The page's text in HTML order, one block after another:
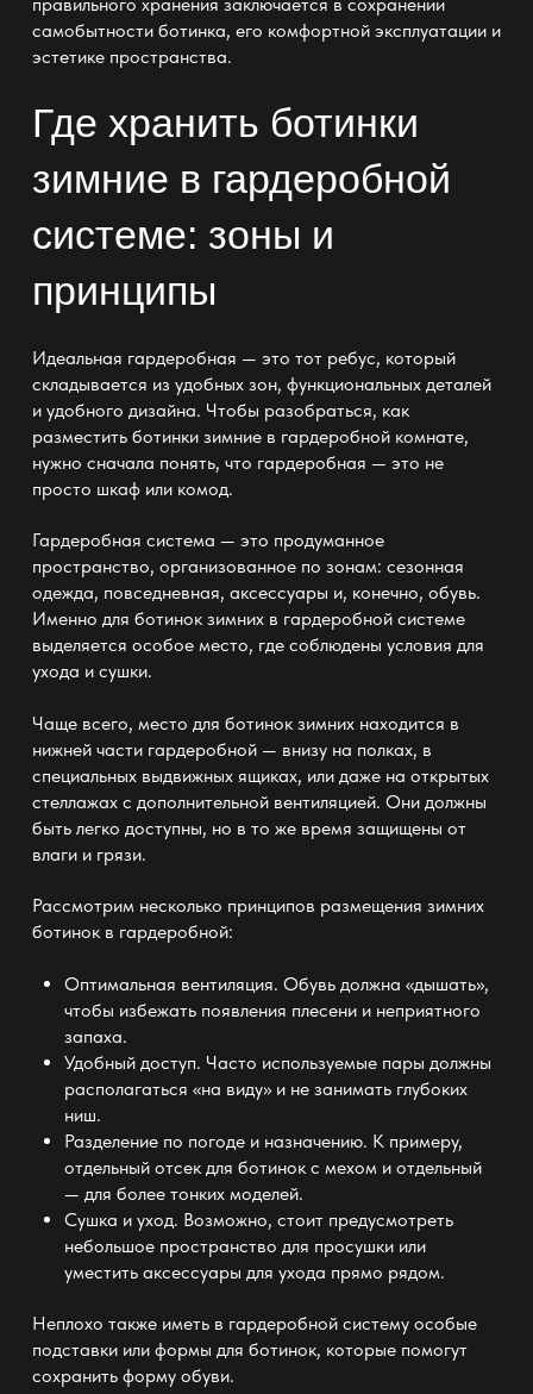
самобытности ботинка, его комфортной эксплуатации и
эстетике пространства.
Где хранить ботинки
зимние в гардеробной
системе: зоны и
принципы
Идеальная гардеробная — это тот ребус, который
складывается из удобных зон, функциональных деталей
и удобного дизайна. Чтобы разобраться, как
разместить ботинки зимние в гардеробной комнате,
нужно сначала понять, что гардеробная — это не
просто шкаф или комод.
Гардеробная система — это продуманное
пространство, организованное по зонам: сезонная
одежда, повседневная, аксессуары и, конечно, обувь.
Именно для ботинок зимних в гардеробной системе
выделяется особое место, где соблюдены условия для
ухода и сушки.
Чаще всего, место для ботинок зимних находится в
нижней части гардеробной — внизу на полках, в
специальных выдвижных ящиках, или даже на открытых
стеллажах с дополнительной вентиляцией. Они должны
быть легко доступны, но в то же время защищены от
влаги и грязи.
Рассмотрим несколько принципов размещения зимних
ботинок в гардеробной:
Оптимальная вентиляция. Обувь должна «дышать»,
чтобы избежать появления плесени и неприятного
запаха.
Удобный доступ. Часто используемые пары должны
располагаться «на виду» и не занимать глубоких
ниш.
Разделение по погоде и назначению. К примеру,
отдельный отсек для ботинок с мехом и отдельный
— для более тонких моделей.
Сушка и уход. Возможно, стоит предусмотреть
небольшое пространство для просушки или
уместить аксессуары для ухода прямо рядом.
Неплохо также иметь в гардеробнойсистему особые
подставки или формы для ботинок, которые помогут
сохранить форму обуви.